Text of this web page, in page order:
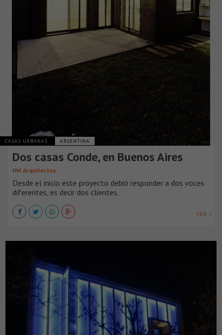
CASAS URBANAS ARGENTINA
Dos casas Conde, en Buenos Aires
HM Arquitectos
Desde el inicio este proyecto debió responder a dos voces
diferentes, es decir dos clientes.
VER +